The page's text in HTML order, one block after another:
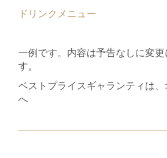
ドリンクメニュー
一例です。内容は予告なしに変更
す。
ベストプライスギャランティは
へ